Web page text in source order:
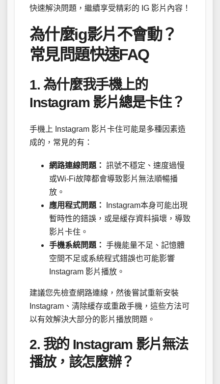
快速解決問題，繼續享受精彩的 IG 影片內容！
為什麼ig影片不會動？
常見問題快速FAQ
1. 為什麼我手機上的
Instagram 影片總是卡住？
手機上 Instagram 影片卡住可能是多種因素造
成的，常見的有：
網路連線問題： 訊號不穩定、速度過慢
或Wi-Fi故障都會導致影片無法順暢播
放。
應用程式問題：
Instagram本身可能出現
暫時性的錯誤，或是緩存資料損壞，導致
影片卡住。
手機系統問題： 手機能量不足、記憶體
空間不足或系統程式錯誤也可能影響
Instagram 影片播放。
建議您先檢查網路連線，然後嘗試重新安裝
Instagram、清除緩存或重啟手機，這些方法可
以有效解決大部分的影片播放問題。
2. 我的 Instagram 影片無法
播放，該怎麼辦？